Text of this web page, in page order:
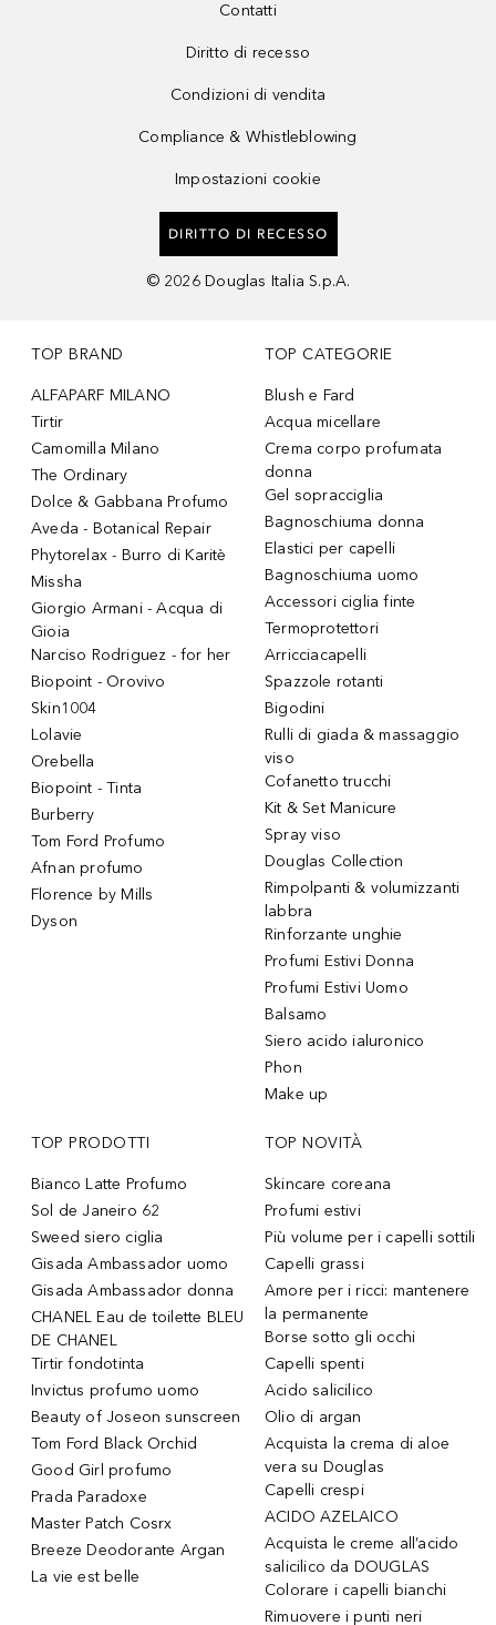
Contatti
Diritto di recesso
Condizioni di vendita
Compliance & Whistleblowing
Impostazioni cookie
DIRITTO DI RECESSO
© 2026 Douglas Italia S.p.A.
TOP BRAND
ALFAPARF MILANO
Tirtir
Camomilla Milano
The Ordinary
Dolce & Gabbana Profumo
Aveda - Botanical Repair
Phytorelax - Burro di Karitè
Missha
Giorgio Armani - Acqua di
Gioia
Narciso Rodriguez - for her
Biopoint - Orovivo
Skin1004
Lolavie
Orebella
Biopoint - Tinta
Burberry
Tom Ford Profumo
Afnan profumo
Florence by Mills
Dyson
TOP CATEGORIE
Blush e Fard
Acqua micellare
Crema corpo profumata
donna
Gel sopracciglia
Bagnoschiuma donna
Elastici per capelli
Bagnoschiuma uomo
Accessori ciglia finte
Termoprotettori
Arricciacapelli
Spazzole rotanti
Bigodini
Rulli di giada & massaggio
viso
Cofanetto trucchi
Kit & Set Manicure
Spray viso
Douglas Collection
Rimpolpanti & volumizzanti
labbra
Rinforzante unghie
Profumi Estivi Donna
Profumi Estivi Uomo
Balsamo
Siero acido ialuronico
Phon
Make up
TOP PRODOTTI
Bianco Latte Profumo
Sol de Janeiro 62
Sweed siero ciglia
Gisada Ambassador uomo
Gisada Ambassador donna
CHANEL Eau de toilette BLEU
DE CHANEL
Tirtir fondotinta
Invictus profumo uomo
Beauty of Joseon sunscreen
Tom Ford Black Orchid
Good Girl profumo
Prada Paradoxe
Master Patch Cosrx
Breeze Deodorante Argan
La vie est belle
TOP NOVITÀ
Skincare coreana
Profumi estivi
Più volume per i capelli sottili
Capelli grassi
Amore per i ricci: mantenere
la permanente
Borse sotto gli occhi
Capelli spenti
Acido salicilico
Olio di argan
Acquista la crema di aloe
vera su Douglas
Capelli crespi
ACIDO AZELAICO
Acquista le creme all’acido
salicilico da DOUGLAS
Colorare i capelli bianchi
Rimuovere i punti neri